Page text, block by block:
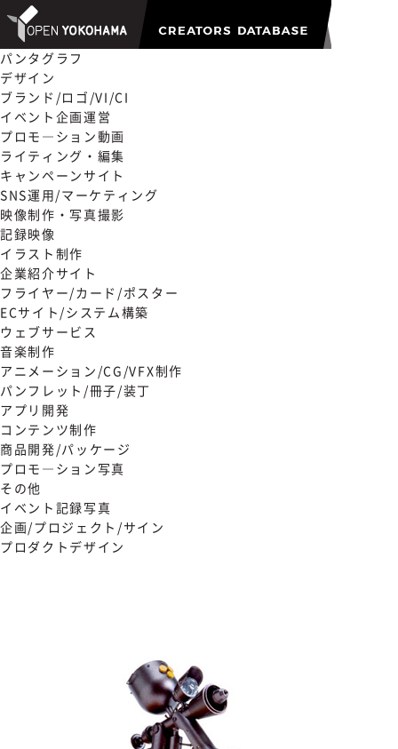
パンタグラフ
デザイン
ブランド/ロゴ/VI/CI
イベント企画運営
プロモ―ション動画
ライティング・編集
キャンペーンサイト
SNS運用/マーケティング
映像制作・写真撮影
記録映像
イラスト制作
企業紹介サイト
フライヤー/カード/ポスター
ECサイト/システム構築
ウェブサービス
音楽制作
アニメーション/CG/VFX制作
パンフレット/冊子/装丁
アプリ開発
コンテンツ制作
商品開発/パッケージ
プロモ―ション写真
その他
イベント記録写真
企画/プロジェクト/サイン
プロダクトデザイン